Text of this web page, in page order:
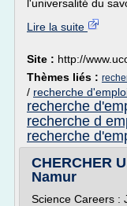
l'universalité du
Lire la suite
Site : http://
Thèmes liés :
/ recherche
recherche
recherche d
recherche
CHERCHER
Namur
Science Careers :